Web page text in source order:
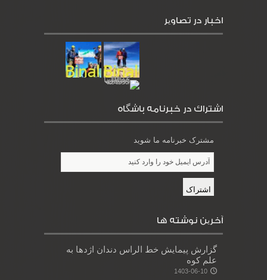
اخبار در تصاویر
اشتراك در خبرنامه باشگاه
مشترک خبرنامه ما شوید
آخرین نوشته ها
گزارش پیمایش خط الراس دندان اژدها به
علم کوه
1403-06-10